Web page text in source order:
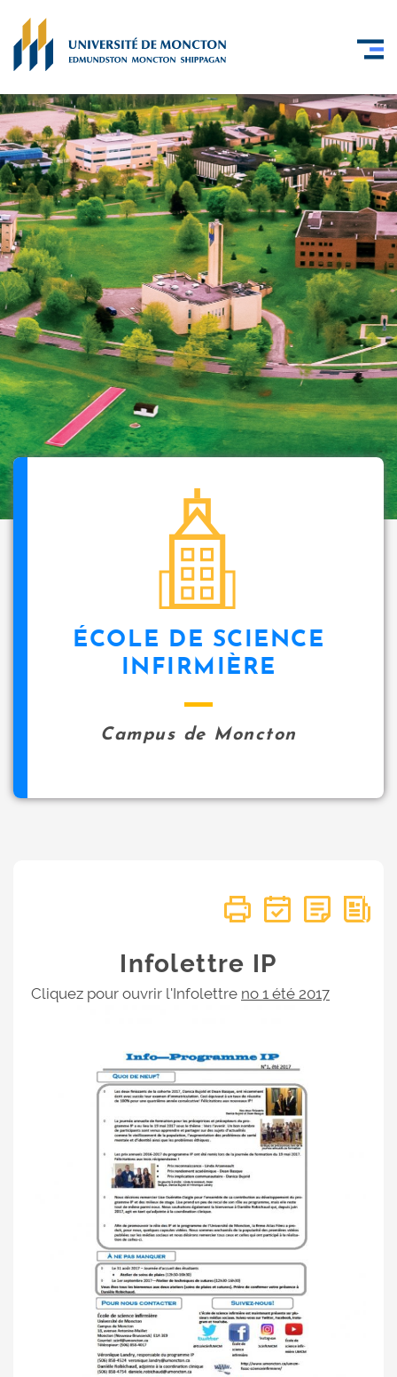
ÉCOLE DE SCIENCE
INFIRMIÈRE
Campus de Moncton
Infolettre IP
Cliquez pour ouvrir l'Infolettre no 1 été 2017